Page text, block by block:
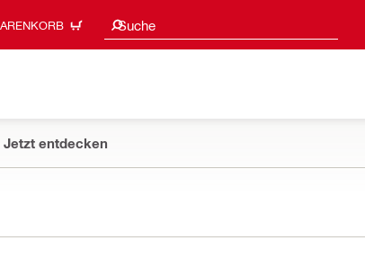
Suche
Suchvorschläge
Jetzt entdecken